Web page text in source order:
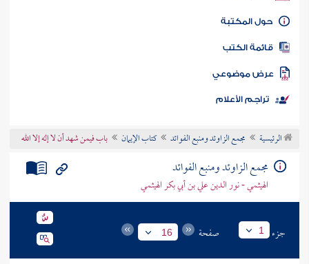
كتاب الأمة
المكتبة
الكتب
موضوعي
تراجم الأعلام
الرئيسية مجمع الزاوئد ومنبع الفوائد كتاب الإيمان باب فيمن شهد أن لا إله إلا الله
مجمع الزاوئد ومنبع الفوائد
الهيثمي - نور الدين علي بن أبي بكر الهيثمي
جزء 1 صفحة 16